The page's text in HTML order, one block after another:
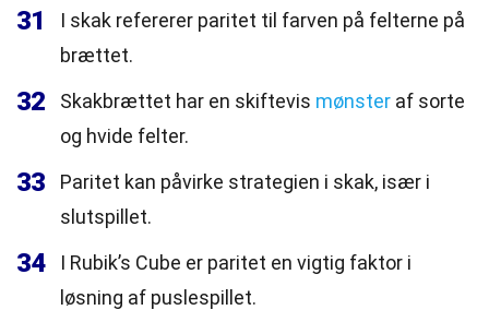
31
I skak refererer paritet til farven på felterne på
brættet.
32 Skakbrættet har en skiftevis mønster af sorte
og hvide felter.
33
Paritet kan påvirke strategien i skak, især i
slutspillet.
34
I Rubik’s Cube er paritet en vigtig faktor i
løsning af puslespillet.